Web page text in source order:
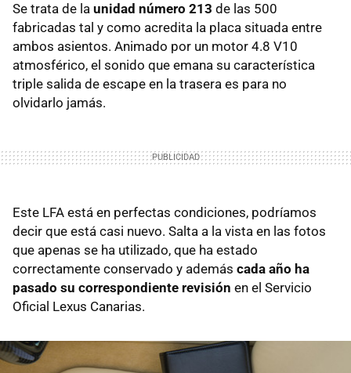
Se trata de la unidad número 213 de las 500
fabricadas tal y como acredita la placa situada entre
ambos asientos. Animado por un motor 4.8 V10
atmosférico, el sonido que emana su característica
triple salida de escape en la trasera es para no
olvidarlo jamás.
Este LFA está en perfectas condiciones, podríamos
decir que está casi nuevo. Salta a la vista en las fotos
que apenas se ha utilizado, que ha estado
correctamente conservado y además cada año ha
pasado su correspondiente revisión en el Servicio
Oficial Lexus Canarias.